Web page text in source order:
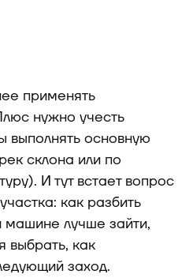
применять
нужно учесть
выполнять основную
склона или по
И тут встает вопрос
как разбить
машине лучше зайти,
выбрать, как
заход.